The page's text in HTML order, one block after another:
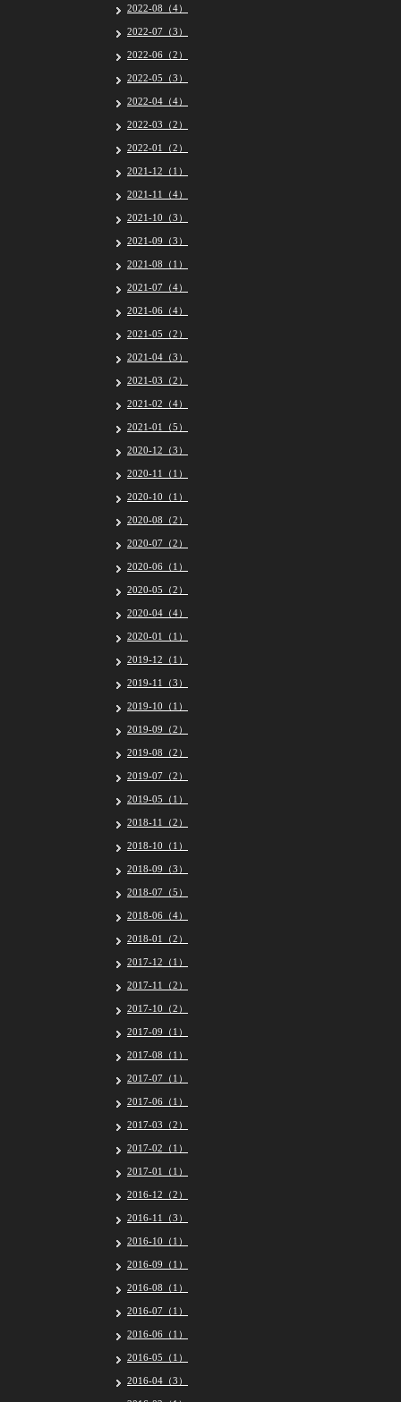
2022-08（4）
2022-07（3）
2022-06（2）
2022-05（3）
2022-04（4）
2022-03（2）
2022-01（2）
2021-12（1）
2021-11（4）
2021-10（3）
2021-09（3）
2021-08（1）
2021-07（4）
2021-06（4）
2021-05（2）
2021-04（3）
2021-03（2）
2021-02（4）
2021-01（5）
2020-12（3）
2020-11（1）
2020-10（1）
2020-08（2）
2020-07（2）
2020-06（1）
2020-05（2）
2020-04（4）
2020-01（1）
2019-12（1）
2019-11（3）
2019-10（1）
2019-09（2）
2019-08（2）
2019-07（2）
2019-05（1）
2018-11（2）
2018-10（1）
2018-09（3）
2018-07（5）
2018-06（4）
2018-01（2）
2017-12（1）
2017-11（2）
2017-10（2）
2017-09（1）
2017-08（1）
2017-07（1）
2017-06（1）
2017-03（2）
2017-02（1）
2017-01（1）
2016-12（2）
2016-11（3）
2016-10（1）
2016-09（1）
2016-08（1）
2016-07（1）
2016-06（1）
2016-05（1）
2016-04（3）